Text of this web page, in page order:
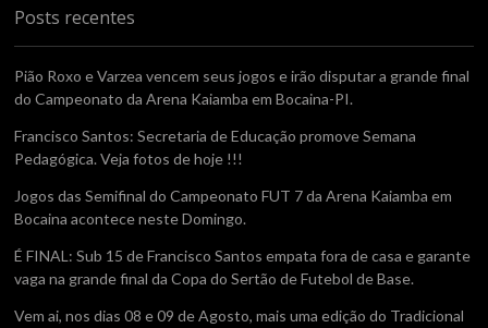
Posts recentes
Pião Roxo e Varzea vencem seus jogos e irão disputar a grande final
do Campeonato da Arena Kaiamba em Bocaina-PI.
Francisco Santos: Secretaria de Educação promove Semana
Pedagógica. Veja fotos de hoje !!!
Jogos das Semifinal do Campeonato FUT 7 da Arena Kaiamba em
Bocaina acontece neste Domingo.
É FINAL: Sub 15 de Francisco Santos empata fora de casa e garante
vaga na grande final da Copa do Sertão de Futebol de Base.
Vem ai, nos dias 08 e 09 de Agosto, mais uma edição do Tradicional